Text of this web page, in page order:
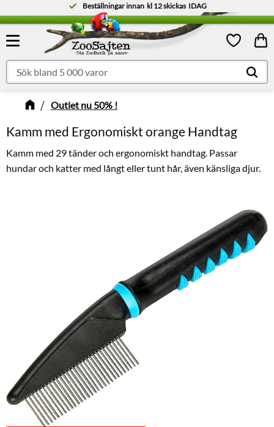
Meny
Beställningar innan kl 12skickas IDAG
Favoriter
Outlet nu 50% !
​Kamm med Ergonomiskt orange Handtag
Kamm med 29 tänder och ergonomiskt handtag. Passar
hundar och katter med långt eller tunt hår, även känsliga djur.